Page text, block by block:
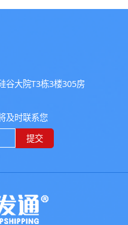
谷大院T3栋3楼305房
及时联系您
提交